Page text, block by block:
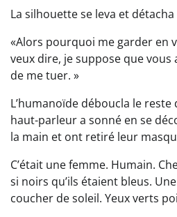
La silhouette se leva et
«Alors pourquoi me garder en
veux dire, je suppose que vous
de me tuer. »
L’humanoïde déboucla le
haut-parleur a sonné en se
la main et ont retiré leur
C’était une femme. Humain.
si noirs qu’ils étaient bleus.
coucher de soleil. Yeux verts